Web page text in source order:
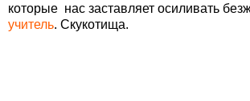
которые нас заставляет осиливать
учитель. Скукотища.